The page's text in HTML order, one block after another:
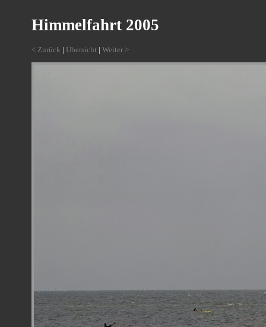
Himmelfahrt 2005
< Zurück | Übersicht |Weiter >